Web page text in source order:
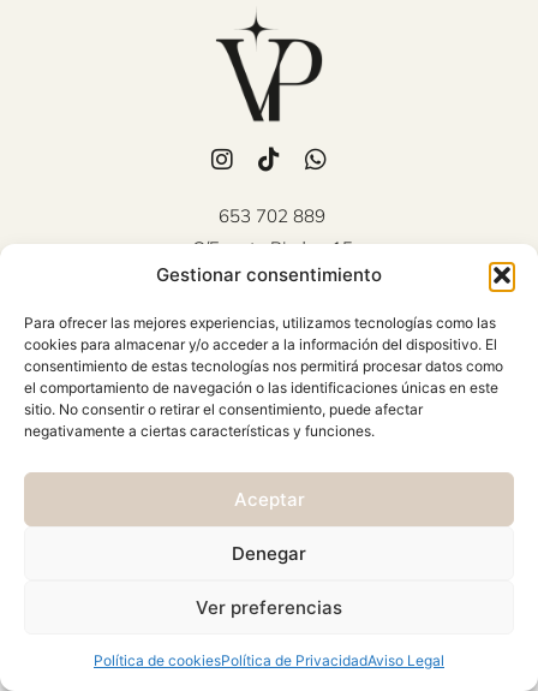
Gestionar consentimiento
Para ofrecer las mejores experiencias, utilizamos tecnologías como las
cookies para almacenar y/o acceder a la información del dispositivo. El
consentimiento de estas tecnologías nos permitirá procesar datos como
el comportamiento de navegación o las identificaciones únicas en este
sitio. No consentir o retirar el consentimiento, puede afectar
negativamente a ciertas características y funciones.
Aceptar
Denegar
Ver preferencias
Política de cookiesPolítica de PrivacidadAviso Legal
653 702 889
C/Fuente Piedra, 15
Mollina (Málaga)
Viernes 10:00 - 18:00
AVISO LEGAL
CONDICIONES GENERALES
POLÍTICA DE PRIVACIDAD